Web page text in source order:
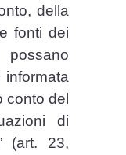
della
fonti dei
conto del
di
(art. 23,